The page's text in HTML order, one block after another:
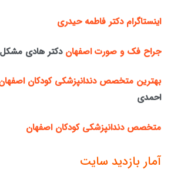
اینستاگرام دکتر فاطمه حیدری
جراح فک و صورت اصفهان دکتر هادی
بهترین متخصص دندانپزشکی کودکان
احمدی
متخصص دندانپزشکی کودکان اصفهان
آمار بازدید سایت